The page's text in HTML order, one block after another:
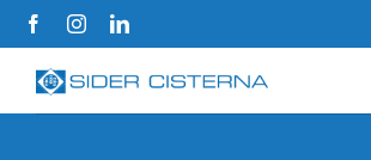
Skip
to
contentAutorizzazioni & Qualità